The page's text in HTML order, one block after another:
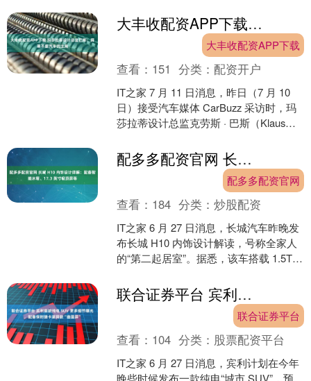
了火箭....
大丰收配资APP下载 玛莎拉蒂设计总监巴斯：屏幕不是汽车的主角
大丰收配资APP下载
查看： 151 分类：配资开户
IT之家 7 月 11 日消息，昨日（7 月 10
日）接受汽车媒体 CarBuzz 采访时，玛
莎拉蒂设计总监克劳斯 · 巴斯（Klaus
配多多配资官网 长城 H10 内饰设计详解：配备智能冰箱、17.3 英寸吸顶屏等
配多多配资官网
查看： 184 分类：炒股配资
IT之家 6 月 27 日消息，长城汽车昨晚发
布长城 H10 内饰设计解读，号称全家人
的“第二起居室”。据悉，该车搭载 1.5T
联合证券平台 宾利首款纯电 SUV 更多细节曝光，配备保时捷卡宴同款“曲面屏”
联合证券平台
查看： 104 分类： 股票配资平台
IT之家 6 月 27 日消息，宾利计划在今年
晚些时候发布一款纯电“城市 SUV”，预